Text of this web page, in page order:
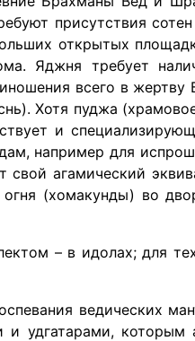
присутствия
открытых
Яджня требует
всего в жертву
Хотя пуджа
и
например для
агамический
(хомакунды) во
– в идолах; для
ведических
удгатарами, которым